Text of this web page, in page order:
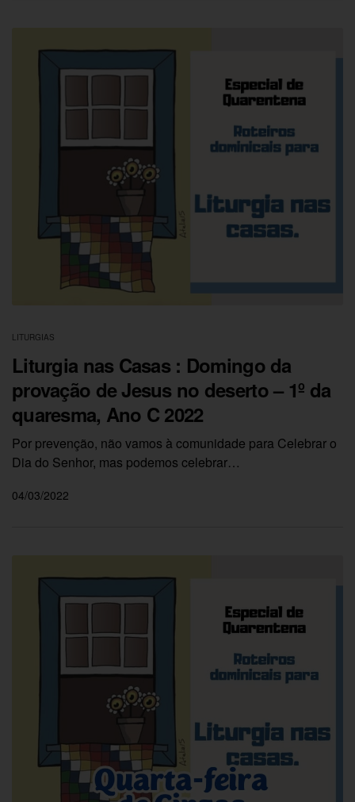
LITURGIAS
Liturgia nas Casas : Domingo da
provação de Jesus no deserto – 1º da
quaresma, Ano C 2022
Por prevenção, não vamos à comunidade para Celebrar o
Dia do Senhor, mas podemos celebrar…
04/03/2022